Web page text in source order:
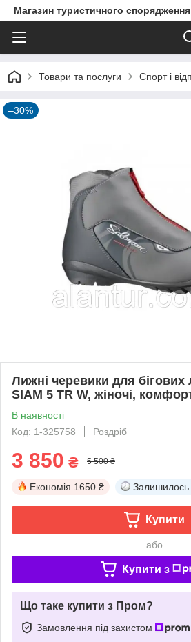
Магазин туристичного
Товари та послуги Спорт і
–30%
Лижні черевики для
SIAM 5 TR W, жіночі,
В наявності
Код: 1-325758
Роздріб
3 850 ₴ 5 500 ₴
Економія 1650 ₴ Залишилось
Купити
або
Купити з
Що таке купити з Пром?
Замовлення під захистом